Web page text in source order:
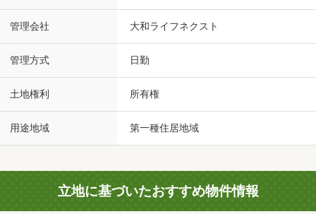
管理会社 大和ライフネクスト
管理方式 日勤
土地権利 所有権
用途地域 第一種住居地域
立地に基づいたおすすめ物件情報